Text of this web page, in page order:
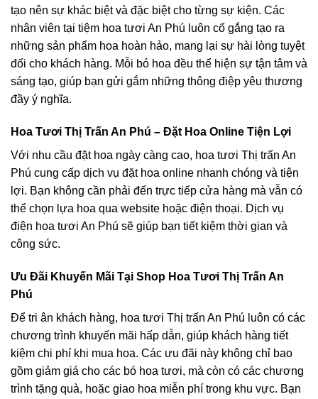
tạo nên sự khác biệt và đặc biệt cho từng sự kiện. Các
nhân viên tại tiệm hoa tươi An Phú luôn cố gắng tạo ra
những sản phẩm hoa hoàn hảo, mang lại sự hài lòng tuyệt
đối cho khách hàng. Mỗi bó hoa đều thể hiện sự tận tâm và
sáng tạo, giúp bạn gửi gắm những thông điệp yêu thương
đầy ý nghĩa.
Hoa Tươi Thị Trấn An Phú – Đặt Hoa Online Tiện Lợi
Với nhu cầu đặt hoa ngày càng cao, hoa tươi Thị trấn An
Phú cung cấp dịch vụ đặt hoa online nhanh chóng và tiện
lợi. Bạn không cần phải đến trực tiếp cửa hàng mà vẫn có
thể chọn lựa hoa qua website hoặc điện thoại. Dịch vụ
điện hoa tươi An Phú sẽ giúp bạn tiết kiệm thời gian và
công sức.
Ưu Đãi Khuyến Mãi Tại Shop Hoa Tươi Thị Trấn An
Phú
Để tri ân khách hàng, hoa tươi Thị trấn An Phú luôn có các
chương trình khuyến mãi hấp dẫn, giúp khách hàng tiết
kiệm chi phí khi mua hoa. Các ưu đãi này không chỉ bao
gồm giảm giá cho các bó hoa tươi, mà còn có các chương
trình tặng quà, hoặc giao hoa miễn phí trong khu vực. Bạn